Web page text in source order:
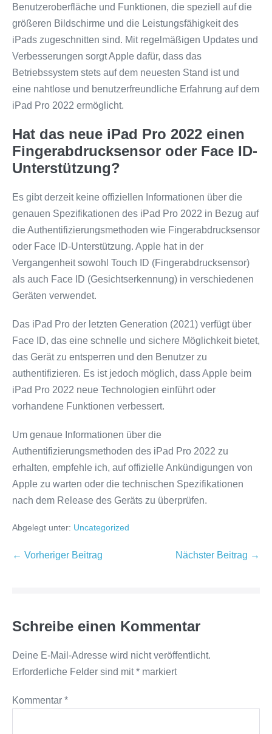
Benutzeroberfläche und Funktionen, die speziell auf die
größeren Bildschirme und die Leistungsfähigkeit des
iPads zugeschnitten sind. Mit regelmäßigen Updates und
Verbesserungen sorgt Apple dafür, dass das
Betriebssystem stets auf dem neuesten Stand ist und
eine nahtlose und benutzerfreundliche Erfahrung auf dem
iPad Pro 2022 ermöglicht.
Hat das neue iPad Pro 2022 einen
Fingerabdrucksensor oder Face ID-
Unterstützung?
Es gibt derzeit keine offiziellen Informationen über die
genauen Spezifikationen des iPad Pro 2022 in Bezug auf
die Authentifizierungsmethoden wie Fingerabdrucksensor
oder Face ID-Unterstützung. Apple hat in der
Vergangenheit sowohl Touch ID (Fingerabdrucksensor)
als auch Face ID (Gesichtserkennung) in verschiedenen
Geräten verwendet.
Das iPad Pro der letzten Generation (2021) verfügt über
Face ID, das eine schnelle und sichere Möglichkeit bietet,
das Gerät zu entsperren und den Benutzer zu
authentifizieren. Es ist jedoch möglich, dass Apple beim
iPad Pro 2022 neue Technologien einführt oder
vorhandene Funktionen verbessert.
Um genaue Informationen über die
Authentifizierungsmethoden des iPad Pro 2022 zu
erhalten, empfehle ich, auf offizielle Ankündigungen von
Apple zu warten oder die technischen Spezifikationen
nach dem Release des Geräts zu überprüfen.
Abgelegt unter: Uncategorized
Beitragsnavigation
← Vorheriger Beitrag Nächster Beitrag →
Schreibe einen Kommentar
Deine E-Mail-Adresse wird nicht veröffentlicht.
Erforderliche Felder sind mit* markiert
Kommentar *